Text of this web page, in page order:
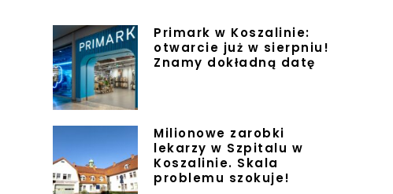
Primark w Koszalinie:
otwarcie już w sierpniu!
Znamy dokładną datę
Milionowe zarobki
lekarzy w Szpitalu w
Koszalinie. Skala
problemu szokuje!